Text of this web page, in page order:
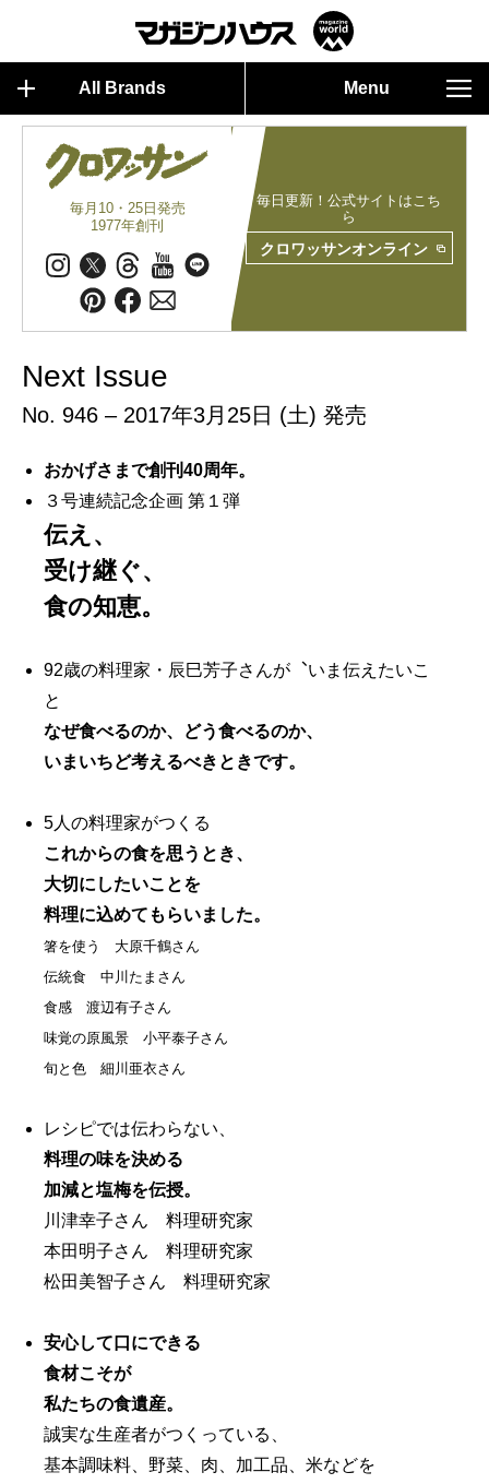
All Brands Menu
毎月10・25日発売
1977年創刊
毎日更新！公式サイトはこち
ら
クロワッサンオンライン
Next Issue
No. 946 – 2017年3月25日 (土) 発売
おかげさまで創刊40周年。
３号連続記念企画 第１弾
伝え、
受け継ぐ、
食の知恵。
92歳の料理家・辰巳芳子さんが︑いま伝えたいこ
と
なぜ食べるのか、どう食べるのか、
いまいちど考えるべきときです。
5人の料理家がつくる
これからの食を思うとき、
大切にしたいことを
料理に込めてもらいました。
箸を使う 大原千鶴さん
伝統食 中川たまさん
食感 渡辺有子さん
味覚の原風景 小平泰子さん
旬と色 細川亜衣さん
レシピでは伝わらない、
料理の味を決める
加減と塩梅を伝授。
川津幸子さん 料理研究家
本田明子さん 料理研究家
松田美智子さん 料理研究家
安心して口にできる
食材こそが
私たちの食遺産。
誠実な生産者がつくっている、
基本調味料、野菜、肉、加工品、米などを